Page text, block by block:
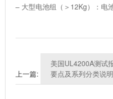
– 大型电池组（＞12Kg）：电
上一篇:
美国UL4200A测试
要点及系列分类说明